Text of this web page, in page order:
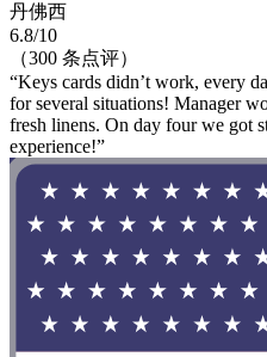
丹佛西
6.8/10
（300 条点评）
“Keys cards didn’t work, every
for several situations! Manager
fresh linens. On day four we got
experience!”